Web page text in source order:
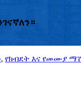
, የክብደት እና የመሙያ